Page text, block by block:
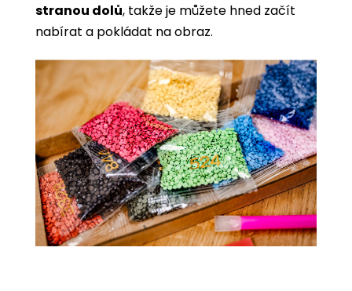
stranou dolů, takže je můžete hned začít
nabírat a pokládat na obraz.